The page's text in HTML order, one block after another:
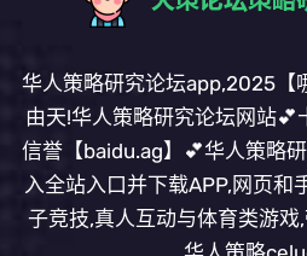
华人策略研究论坛app,2025【
由天!华人策略研究论坛网站💕
信誉【baidu.ag】💕华人策略
入全站入口并下载APP,网页和
子竞技,真人互动与体育类游戏